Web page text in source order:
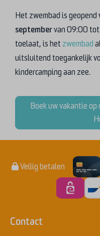
Het zwembad is geopend
septembervan 09:00 tot
toelaat, is het zwembad
uitsluitend toegankelijk
kindercamping aan zee.
Boek uw vakantie
Veilig betalen
Contact